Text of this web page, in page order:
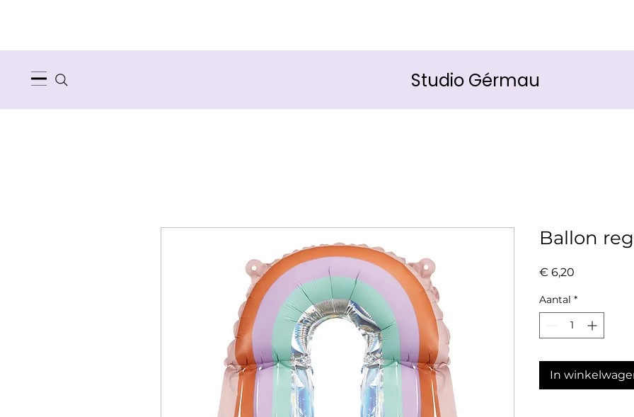
Studio Gérmau
Ballon
€ 6,20
Aantal *
In